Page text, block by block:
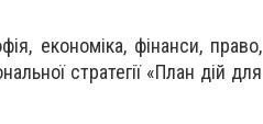
економіка, фінанси, право,
стратегії «План дій для